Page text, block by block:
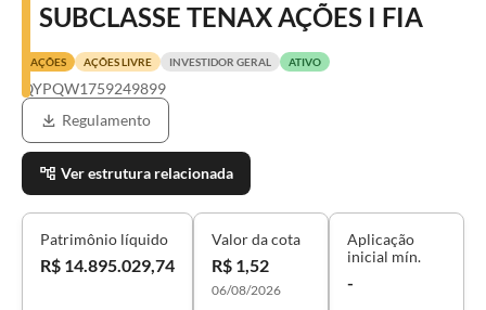
SUBCLASSE TENAX AÇÕES I FIA
AÇÕES AÇÕES LIVRE INVESTIDOR GERAL ATIVO
QYPQW1759249899
Regulamento
Ver estrutura relacionada
Patrimônio líquido
R$ 14.895.029,74
Valor da cota
R$ 1,52
06/08/2026
Aplicação
inicial mín.
-